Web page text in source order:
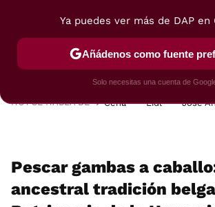
POSTRES VIAJES SELECCIÓN
HOY SE HABLA DE Cena Lidl José
Pescar gambas a
ancestral tradición
Ya puedes ver más de DAP en
Añádenos como fuente
Solo necesitas una cuenta de